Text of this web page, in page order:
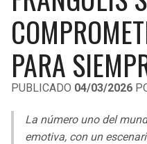
LIGA DE EXPANSIÓN MX
LEAGUES CUP
UEFA EUROPA LEAGUE
UEFA CONFERENCE LEAGUE
MLS
COPA SUDAMERICANA
PARA
PUBLICADO 04/03/2026
La número uno del
emotiva, con un